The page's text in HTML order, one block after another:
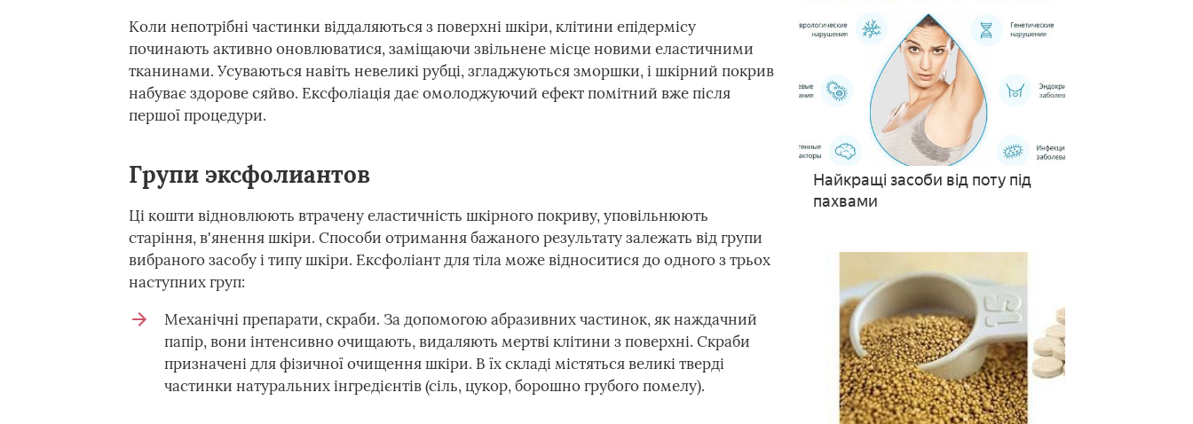
Коли непотрібні частинки віддаляються з поверхні шкіри, клітини епідермісу
починають активно оновлюватися, заміщаючи звільнене місце новими еластичними
тканинами. Усуваються навіть невеликі рубці, згладжуються зморшки, і шкірний покрив
набуває здорове сяйво. Ексфоліація дає омолоджуючий ефект помітний вже після
першої процедури.
Групи эксфолиантов
Ці кошти відновлюють втрачену еластичність шкірного покриву, уповільнюють
старіння, в'янення шкіри. Способи отримання бажаного результату залежать від групи
вибраного засобу і типу шкіри. Ексфоліант для тіла може відноситися до одного з трьох
наступних груп:
Механічні препарати, скраби. За допомогою абразивних частинок, як наждачний
папір, вони інтенсивно очищають, видаляють мертві клітини з поверхні. Скраби
призначені для фізичної очищення шкіри. В їх складі містяться великі тверді
частинки натуральних інгредієнтів (сіль, цукор, борошно грубого помелу).
Найкращі засоби від поту під
пахвами